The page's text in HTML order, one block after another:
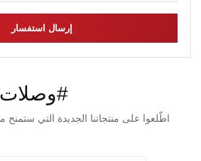
إرسال استفسار
#وصلات
اطّلعوا على منتجاتنا الجديدة التي ستمنح